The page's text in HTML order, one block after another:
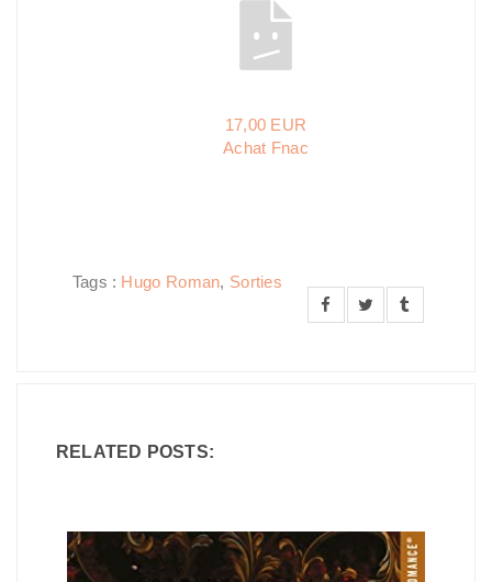
17,00 EUR
Achat Fnac
Tags : Hugo Roman, Sorties
RELATED POSTS: